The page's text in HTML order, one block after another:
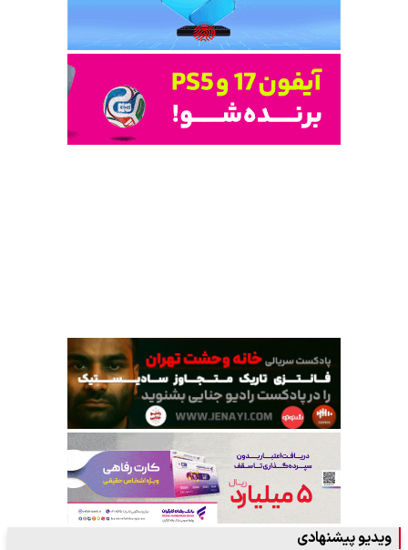
ویدیو پیشنهادی